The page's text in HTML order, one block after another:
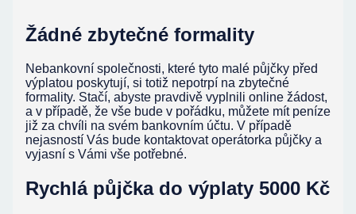
Žádné zbytečné formality
Nebankovní společnosti, které tyto malé půjčky před
výplatou poskytují, si totiž nepotrpí na zbytečné
formality. Stačí, abyste pravdivě vyplnili online žádost,
a v případě, že vše bude v pořádku, můžete mít peníze
již za chvíli na svém bankovním účtu. V případě
nejasností Vás bude kontaktovat operátorka půjčky a
vyjasní s Vámi vše potřebné.
Rychlá půjčka do výplaty 5000 Kč